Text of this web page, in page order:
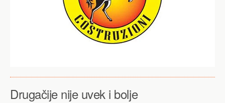
Drugačije nije uvek i bolje